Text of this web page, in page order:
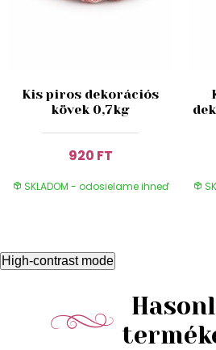
Kis piros dekorációs
kövek 0,7kg
920 FT
SKLADOM - odosielame ihneď
High-contrast mode